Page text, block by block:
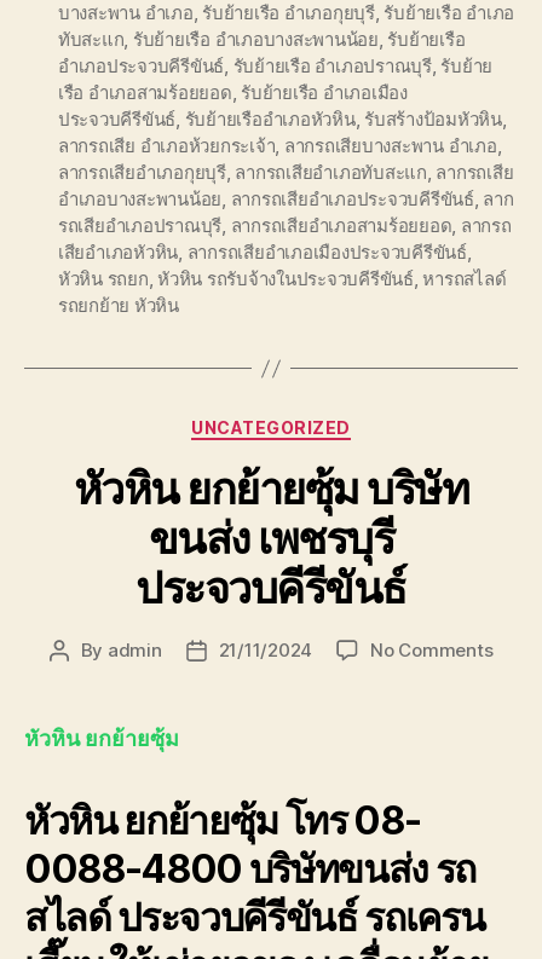
บางสะพาน อำเภอ, รับย้ายเรือ อำเภอกุยบุรี, รับย้ายเรือ อำเภอ
ทับสะแก, รับย้ายเรือ อำเภอบางสะพานน้อย, รับย้ายเรือ
อำเภอประจวบคีรีขันธ์, รับย้ายเรือ อำเภอปราณบุรี, รับย้าย
เรือ อำเภอสามร้อยยอด, รับย้ายเรือ อำเภอเมือง
ประจวบคีรีขันธ์, รับย้ายเรืออำเภอหัวหิน, รับสร้างป้อมหัวหิน,
ลากรถเสีย อำเภอห้วยกระเจ้า, ลากรถเสียบางสะพาน อำเภอ,
ลากรถเสียอำเภอกุยบุรี, ลากรถเสียอำเภอทับสะแก, ลากรถเสีย
อำเภอบางสะพานน้อย, ลากรถเสียอำเภอประจวบคีรีขันธ์, ลาก
รถเสียอำเภอปราณบุรี, ลากรถเสียอำเภอสามร้อยยอด, ลากรถ
เสียอำเภอหัวหิน, ลากรถเสียอำเภอเมืองประจวบคีรีขันธ์,
หัวหิน รถยก,หัวหิน รถรับจ้างในประจวบคีรีขันธ์,หารถสไลด์
รถยกย้าย หัวหิน
Categories
UNCATEGORIZED
หัวหิน ยกย้ายซุ้ม บริษัท
ขนส่ง เพชรบุรี
ประจวบคีรีขันธ์
Post
By admin
Post21/11/2024 No Commentson
หัวหิน ยกย้ายซุ้ม
หัวหิน ยกย้ายซุ้ม โทร 08-
0088-4800 บริษัทขนส่ง รถ
สไลด์ ประจวบคีรีขันธ์ รถเครน